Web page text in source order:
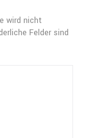
wird nicht
Felder sind